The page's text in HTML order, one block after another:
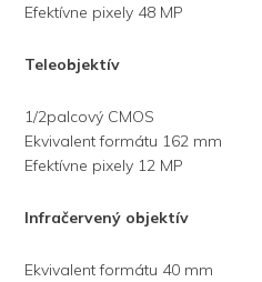
Efektívne pixely 48 MP
Teleobjektív
1/2palcový CMOS
Ekvivalent formátu 162 mm
Efektívne pixely 12 MP
Infračervený objektív
Ekvivalent formátu 40 mm